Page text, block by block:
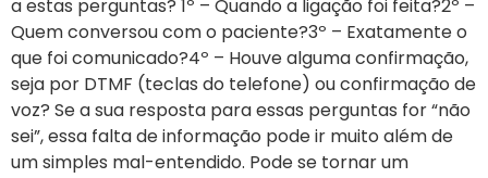
a estas perguntas? 1º – Quando a ligação foi feita?2º –
Quem conversou com o paciente?3º – Exatamente o
que foi comunicado?4º – Houve alguma confirmação,
seja por DTMF (teclas do telefone) ou confirmação de
voz? Se a sua resposta para essas perguntas for “não
sei”, essa falta de informação pode ir muito além de
um simples mal-entendido. Pode se tornar um